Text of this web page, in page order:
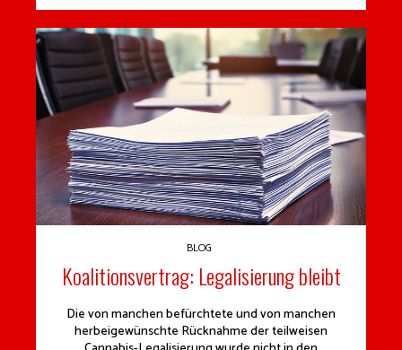
BLOG
Koalitionsvertrag: Legalisierung bleibt
Die von manchen befürchtete und von manchen
herbeigewünschte Rücknahme der teilweisen